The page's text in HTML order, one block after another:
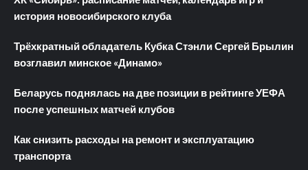
история новосибирского клуба
Трёхкратный обладатель Кубка Стэнли Сергей Брылин
возглавил минское «Динамо»
Беларусь поднялась на две позиции в рейтинге УЕФА
после успешных матчей клубов
Как снизить расходы на ремонт и эксплуатацию
транспорта